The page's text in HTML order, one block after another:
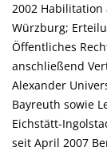
2002
Würzburg;
Öffentliches
anschließend
Alexander
Bayreuth sowie
Eichstätt-
seit April 2007